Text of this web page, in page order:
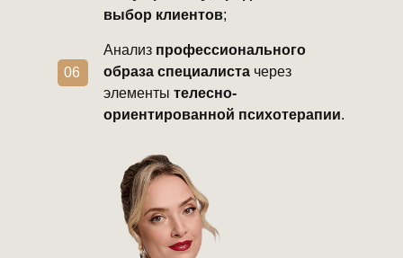
выбор клиентов;
Анализ профессионального
образа специалиста через
элементы телесно-
ориентированной психотерапии.
06